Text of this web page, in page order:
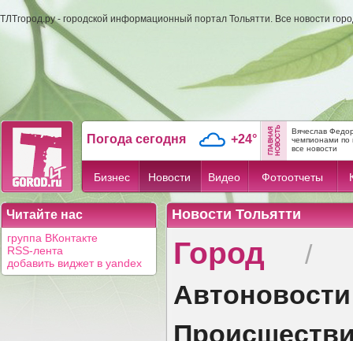
ТЛТгород.ру - городской информационный портал Тольятти. Все новости
Погода сегодня +24°
Вячеслав
чемпионами по
все новости
Бизнес Новости Видео Фотоотчеты
Читайте нас
группа ВКонтакте
RSS-лента
добавить виджет в yandex
Новости Тольятти
Город /
Автоновости